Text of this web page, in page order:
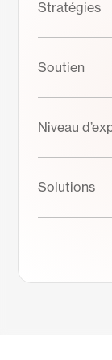
Stratégies
Soutien
Niveau
Solutions